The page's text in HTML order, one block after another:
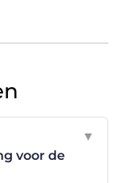
voor de
▼